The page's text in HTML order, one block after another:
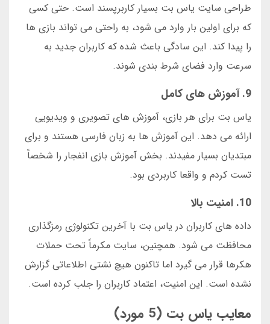
طراحی سایت یاس بت بسیار کاربرپسند است. حتی کسی
که برای اولین بار وارد می شود، به راحتی می تواند بازی ها
را پیدا کند. این سادگی باعث شده که کاربران جدید به
سرعت وارد فضای شرط بندی شوند.
9. آموزش های کامل
یاس بت برای هر بازی، آموزش های تصویری و ویدیویی
ارائه می دهد. این آموزش ها به زبان فارسی هستند و برای
مبتدیان بسیار مفیدند. بخش آموزش بازی انفجار را شخصاً
تست کردم و واقعا کاربردی بود.
10. امنیت بالا
داده های کاربران در یاس بت با آخرین تکنولوژی رمزگذاری
محافظت می شود. همچنین، سایت مکرماً تحت حملات
هکرها قرار می گیرد اما تاکنون هیچ نشتی اطلاعاتی گزارش
نشده است. این امنیت، اعتماد کاربران را جلب کرده است.
معایب یاس بت (5 مورد)